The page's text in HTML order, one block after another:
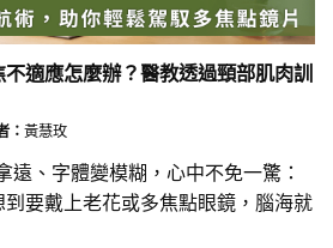
適應怎麼辦？醫教透過頸部肌肉訓
： 黃慧玫
遠、字體變模糊，心中不免一驚：
到要戴上老花或多焦點眼鏡，腦海就